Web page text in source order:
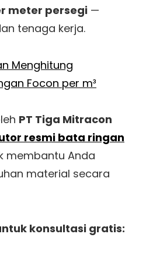
meter persegi —
tenaga kerja.
Menghitung
Focon per m³
PT Tiga Mitracon
resmi bata ringan
membantu Anda
material secara
konsultasi gratis: